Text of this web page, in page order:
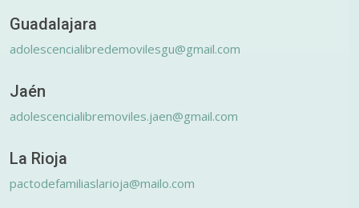
Guadalajara
adolescencialibredemovilesgu@gmail.com
Jaén
adolescencialibremoviles.jaen@gmail.com
La Rioja
pactodefamiliaslarioja@mailo.com